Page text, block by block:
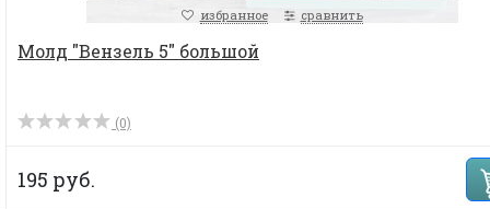
избранное сравнить
Молд "Вензель 5" большой
(0)
195 руб.